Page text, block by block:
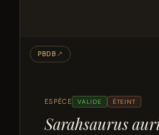
ESPÈCE VALIDE ÉTEINT
Sarahsaurus
PBDB ↗